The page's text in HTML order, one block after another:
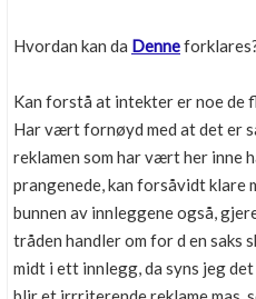
Hvordan kan da Denne
Kan forstå at intekter er noe de
Har vært fornøyd med at det er
reklamen som har vært her inne
prangenede, kan forsåvidt klare
bunnen av innleggene også,
tråden handler om for d en saks
midt i ett innlegg, da syns jeg